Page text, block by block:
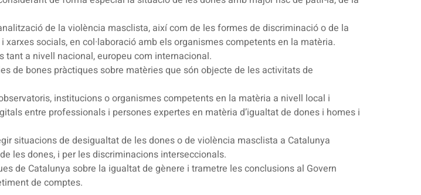
de la violència masclista, així com de les formes de discriminació o de la
socials, en col·laboració amb els organismes competents en la matèria.
a nivell nacional, europeu com internacional.
de bones pràctiques sobre matèries que són objecte de les activitats de
institucions o organismes competents en la matèria a nivell local i
entre professionals i persones expertes en matèria d’igualtat de dones i homes i
situacions de desigualtat de les dones o de violència masclista a Catalunya
les dones, i per les discriminacions interseccionals.
de Catalunya sobre la igualtat de gènere i trametre les conclusions al Govern
de comptes.